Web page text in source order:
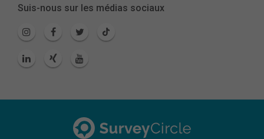
Suis-nous sur les médias sociaux